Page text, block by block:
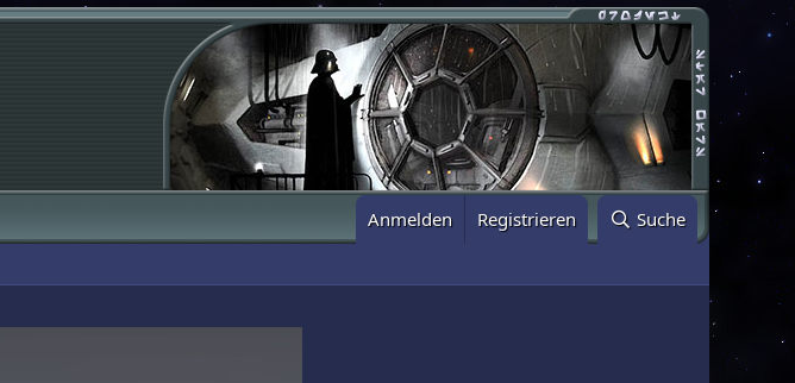
Anmelden Registrieren Suche